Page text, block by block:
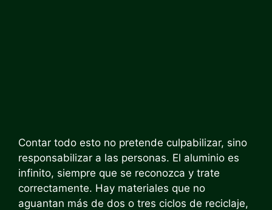
Contar todo esto no pretende culpabilizar, sino
responsabilizar a las personas. El aluminio es
infinito, siempre que se reconozca y trate
correctamente. Hay materiales que no
aguantan más de dos o tres ciclos de reciclaje,